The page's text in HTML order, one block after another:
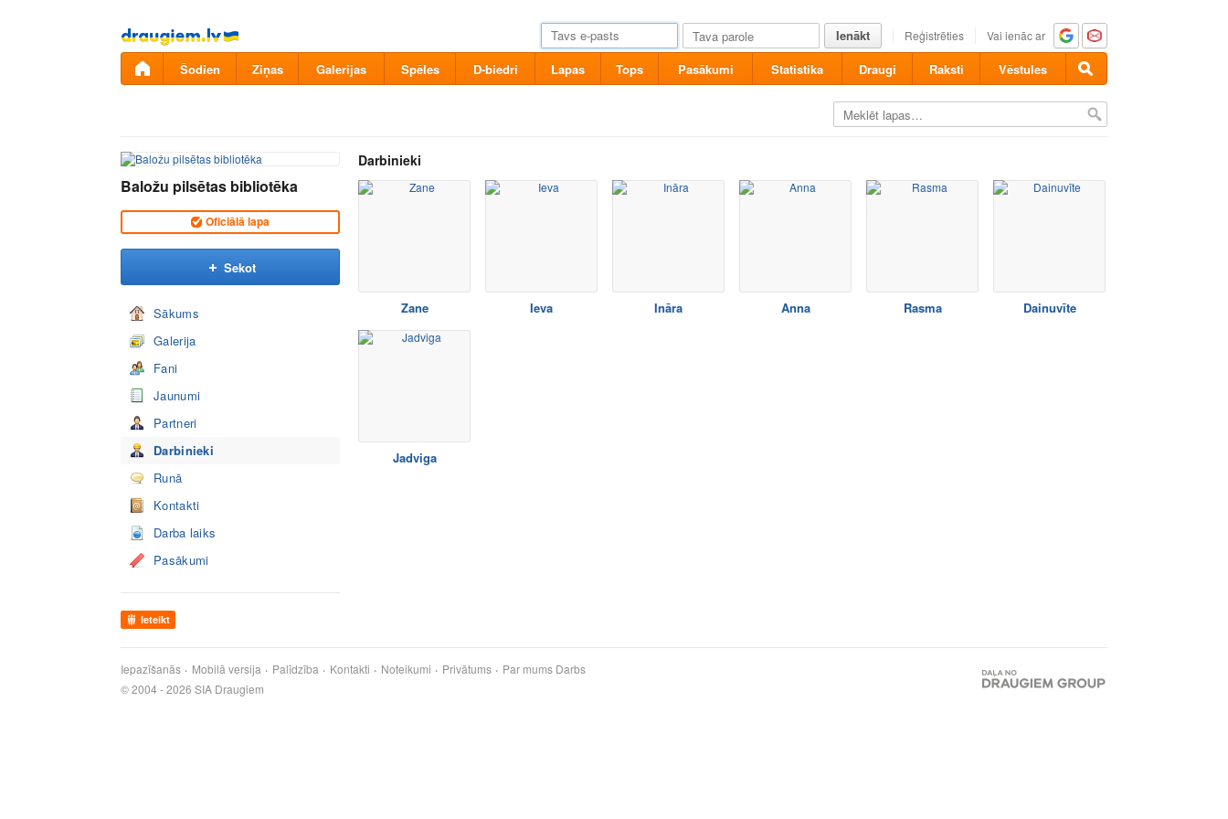
Pāriet
uz
saturu
Ienākt Reģistrēties Vai ienāc ar
Šodien Ziņas Galerijas Spēles D-biedri Lapas Tops Pasākumi Statistika Draugi Raksti Vēstules
Baložu pilsētas bibliotēka
Oficiālā lapa
Sekot
Sākums
Galerija
Fani
Jaunumi
Partneri
Darbinieki
Runā
Kontakti
Darba laiks
Pasākumi
Ieteikt
Darbinieki
Zane Ieva Ināra Anna Rasma Dainuvīte
Jadviga
Iepazīšanās Mobilā versija Palīdzība Kontakti Noteikumi Privātums Par mums Darbs
© 2004 - 2026 SIA Draugiem